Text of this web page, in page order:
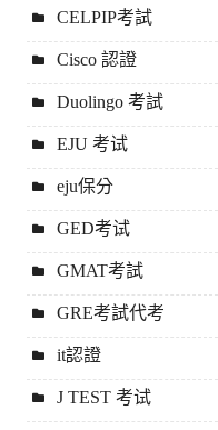
CELPIP考試
Cisco 認證
Duolingo 考試
EJU 考试
eju保分
GED考试
GMAT考試
GRE考試代考
it認證
J TEST 考试